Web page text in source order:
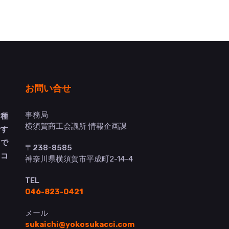
お問い合せ
事務局
横須賀商工会議所 情報企画課
〒238-8585
神奈川県横須賀市平成町2-14-4
TEL
046-823-0421
メール
sukaichi@yokosukacci.com